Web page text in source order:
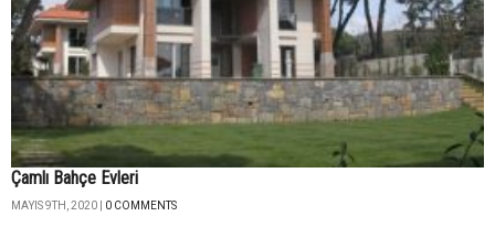
Çamlı Bahçe Evleri
MAYIS 9TH, 2020 | 0 COMMENTS